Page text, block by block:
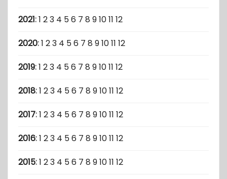
2021:1 23 4 56 7 8 91011 12
2020:1 23 4 56 7 8 91011 12
2019:1 23 4 56 7 8 91011 12
2018:1 23 4 56 7 8 91011 12
2017:1 23 4 56 7 8 91011 12
2016:1 23 4 56 7 8 91011 12
2015:1 23 4 56 7 8 91011 12